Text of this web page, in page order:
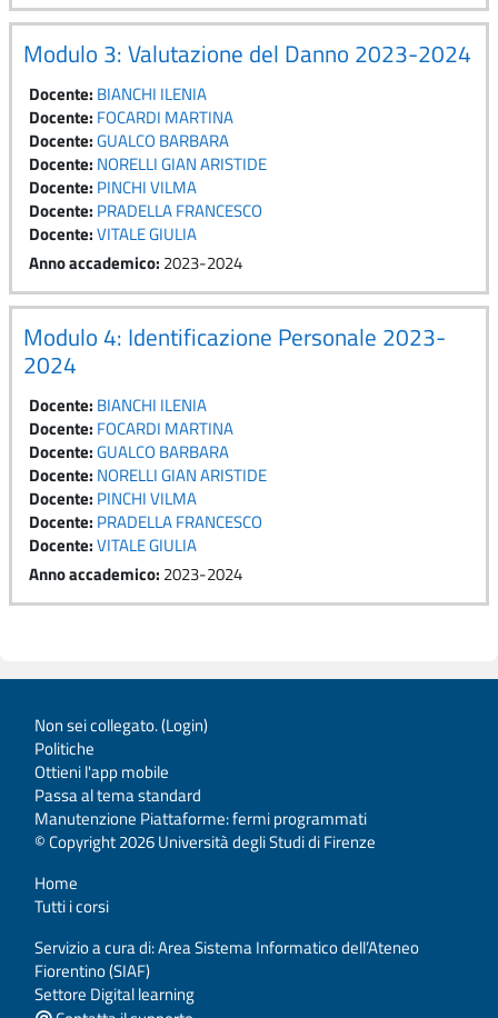
Modulo 3: Valutazione del Danno 2023-2024
Docente: BIANCHI ILENIA
Docente: FOCARDI MARTINA
Docente:GUALCO BARBARA
Docente: NORELLI GIAN ARISTIDE
Docente: PINCHI VILMA
Docente: PRADELLA FRANCESCO
Docente:VITALE GIULIA
Anno accademico: 2023-2024
Modulo 4: Identificazione Personale 2023-
2024
Docente: BIANCHI ILENIA
Docente: FOCARDI MARTINA
Docente:GUALCO BARBARA
Docente: NORELLI GIAN ARISTIDE
Docente: PINCHI VILMA
Docente: PRADELLA FRANCESCO
Docente:VITALE GIULIA
Anno accademico: 2023-2024
Non sei collegato. (Login)
Politiche
Ottieni l'app mobile
Passa al tema standard
Manutenzione Piattaforme: fermi programmati
© Copyright 2026 Università degli Studi di Firenze
Home
Tutti i corsi
Servizio a cura di: Area Sistema Informatico dell’Ateneo
Fiorentino (SIAF)
Settore Digital learning